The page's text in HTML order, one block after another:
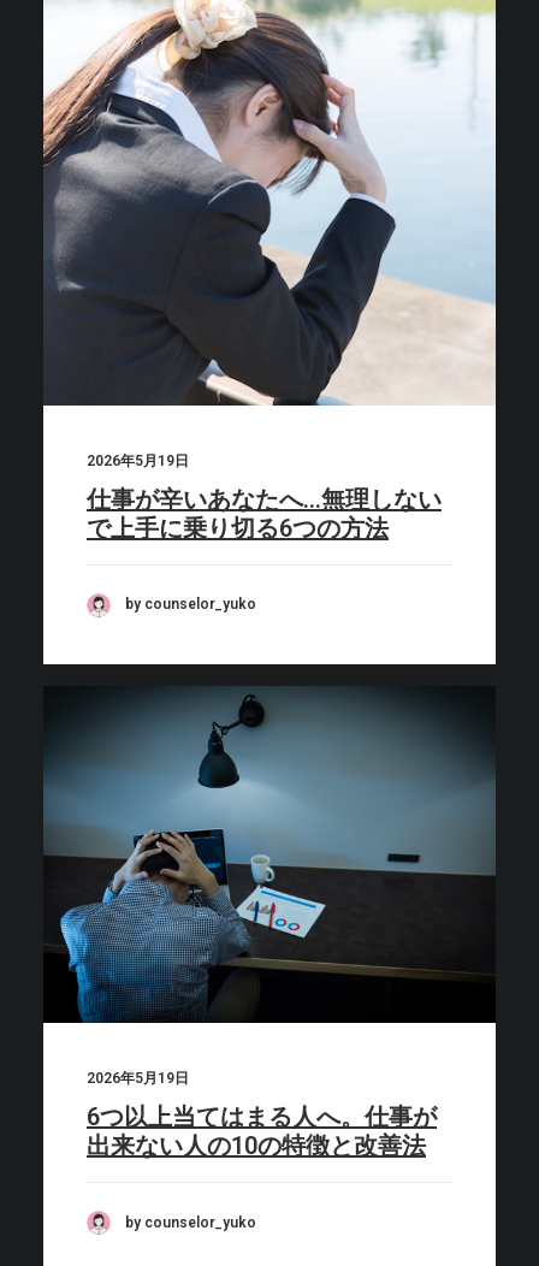
2026年5月19日
仕事が辛いあなたへ…無理しない
で上手に乗り切る6つの方法
by counselor_yuko
2026年5月19日
6つ以上当てはまる人へ。仕事が
出来ない人の10の特徴と改善法
by counselor_yuko